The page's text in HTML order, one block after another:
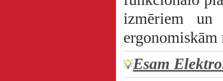
izmēriem un
ergonomiskām
Esam